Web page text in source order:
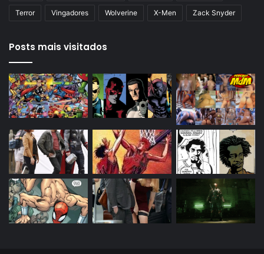
Terror Vingadores Wolverine X-Men Zack Snyder
Posts mais visitados